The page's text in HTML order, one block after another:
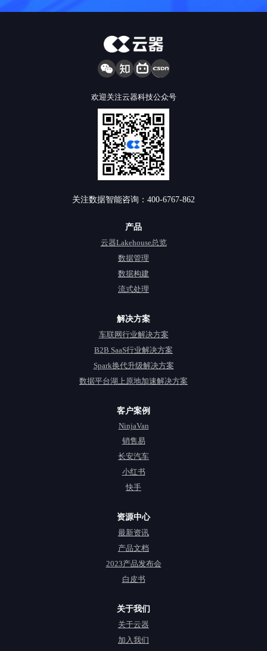
欢迎关注云器科技公众号
关注数据智能咨询：400-6767-862
产品
云器Lakehouse总览
数据管理
数据构建
流式处理
解决方案
车联网行业解决方案
B2B SaaS行业解决方案
Spark换代升级解决方案
数据平台湖上原地加速解决方案
客户案例
NinjaVan
销售易
长安汽车
小红书
快手
资源中心
最新资讯
产品文档
2023产品发布会
白皮书
关于我们
关于云器
加入我们